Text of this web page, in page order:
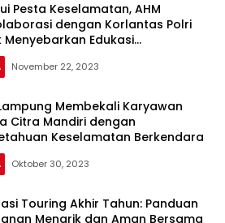
Pesta Keselamatan, AHM
dengan Korlantas Polri
Menyebarkan Edukasi
Berkendara
November 22, 2023
Membekali Karyawan
Citra Mandiri dengan
Keselamatan Berkendara
Oktober 30, 2023
Touring Akhir Tahun: Panduan
Menarik dan Aman Bersama